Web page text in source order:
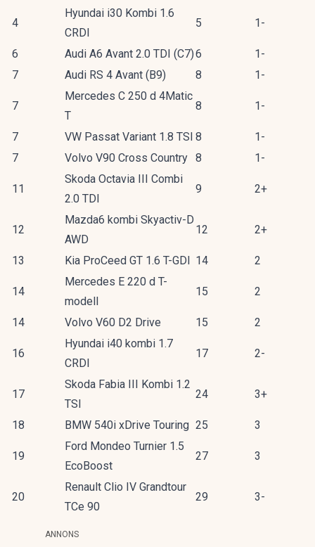
4
Hyundai i30 Kombi 1.6
CRDI
5 1-
6 Audi A6 Avant 2.0 TDI (C7)6
1-
7
Audi RS 4 Avant (B9) 8 1-
7
Mercedes C 250 d 4Matic
T
8 1-
7 VW Passat Variant 1.8 TSI 8
1-
7
Volvo V90 Cross Country 8 1-
11
Skoda Octavia III Combi
2.0 TDI
9 2+
12
Mazda6 kombi Skyactiv-D
AWD
12 2+
13 Kia ProCeed GT 1.6 T-GDI 14 2
14
Mercedes E 220 d T-
modell
15 2
14 Volvo V60 D2 Drive 15 2
16
Hyundai i40 kombi 1.7
CRDI
17 2-
17
Skoda Fabia III Kombi 1.2
TSI
24 3+
18 BMW 540i xDrive Touring 25 3
19
Ford Mondeo Turnier 1.5
EcoBoost
27 3
20
Renault Clio IV Grandtour
TCe 90
29 3-
ANNONS